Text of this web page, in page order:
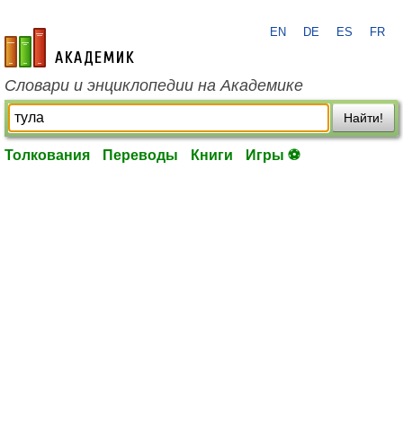
academic.ru
EN DE ES FR
Словари и энциклопедии на Академике
Найти!
Толкования Переводы Книги Игры ⚽